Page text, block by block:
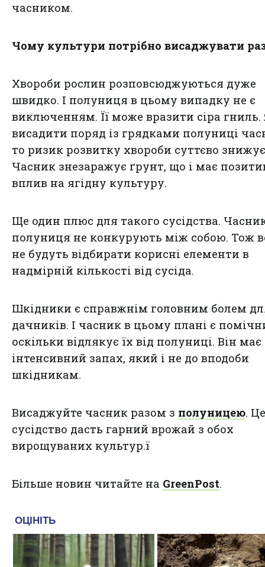
часником.
Чому культури потрібно висаджувати
Хвороби рослин розповсюджуються дуже
швидко. І полуниця в цьому випадку не є
виключенням. Її може вразити сіра
висадити поряд із грядками полуниці
то ризик розвитку хвороби суттєво
Часник знезаражує ґрунт, що і має
вплив на ягідну культуру.
Ще один плюс для такого сусідства.
полуниця не конкурують між собою. Тож
не будуть відбирати корисні елементи в
надмірній кількості від сусіда.
Шкідники є справжнім головним болем
дачників. І часник в цьому плані є
оскільки відлякує їх від полуниці. Він має
інтенсивний запах, який і не до вподоби
шкідникам.
Висаджуйте часник разом з полуницею. Це
сусідство дасть гарний врожай з обох
вирощуваних культур.ї
Більше новин читайте на GreenPost.